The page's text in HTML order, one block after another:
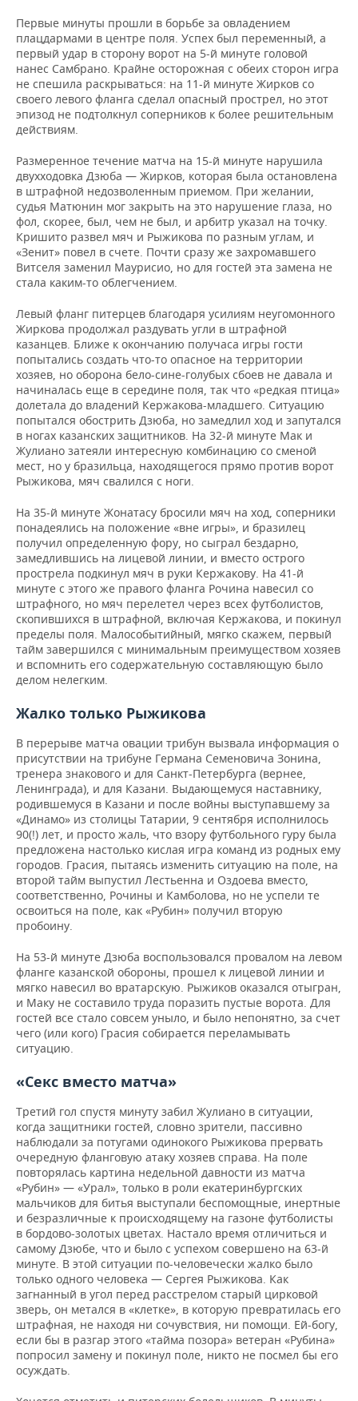
Первые минуты прошли в борьбе за овладением
плацдармами в центре поля. Успех был переменный, а
первый удар в сторону ворот на 5-й минуте головой
нанес Самбрано. Крайне осторожная с обеих сторон игра
не спешила раскрываться: на 11-й минуте Жирков со
своего левого фланга сделал опасный прострел, но этот
эпизод не подтолкнул соперников к более решительным
действиям.
Размеренное течение матча на 15-й минуте нарушила
двухходовка Дзюба — Жирков, которая была остановлена
в штрафной недозволенным приемом. При желании,
судья Матюнин мог закрыть на это нарушение глаза, но
фол, скорее, был, чем не был, и арбитр указал на точку.
Кришито развел мяч и Рыжикова по разным углам, и
«Зенит» повел в счете. Почти сразу же захромавшего
Витселя заменил Маурисио, но для гостей эта замена не
стала каким-то облегчением.
Левый фланг питерцев благодаря усилиям неугомонного
Жиркова продолжал раздувать угли в штрафной
казанцев. Ближе к окончанию получаса игры гости
попытались создать что-то опасное на территории
хозяев, но оборона бело-сине-голубых сбоев не давала и
начиналась еще в середине поля, так что «редкая птица»
долетала до владений Кержакова-младшего. Ситуацию
попытался обострить Дзюба, но замедлил ход и запутался
в ногах казанских защитников. На 32-й минуте Мак и
Жулиано затеяли интересную комбинацию со сменой
мест, но у бразильца, находящегося прямо против ворот
Рыжикова, мяч свалился с ноги.
На 35-й минуте Жонатасу бросили мяч на ход, соперники
понадеялись на положение «вне игры», и бразилец
получил определенную фору, но сыграл бездарно,
замедлившись на лицевой линии, и вместо острого
прострела подкинул мяч в руки Кержакову. На 41-й
минуте с этого же правого фланга Рочина навесил со
штрафного, но мяч перелетел через всех футболистов,
скопившихся в штрафной, включая Кержакова, и покинул
пределы поля. Малособытийный, мягко скажем, первый
тайм завершился с минимальным преимуществом хозяев
и вспомнить его содержательную составляющую было
делом нелегким.
Жалко только Рыжикова
В перерыве матча овации трибун вызвала информация о
присутствии на трибуне Германа Семеновича Зонина,
тренера знакового и для Санкт-Петербурга (вернее,
Ленинграда), и для Казани. Выдающемуся наставнику,
родившемуся в Казани и после войны выступавшему за
«Динамо» из столицы Татарии, 9 сентября исполнилось
90(!) лет, и просто жаль, что взору футбольного гуру была
предложена настолько кислая игра команд из родных ему
городов. Грасия, пытаясь изменить ситуацию на поле, на
второй тайм выпустил Лестьенна и Оздоева вместо,
соответственно, Рочины и Камболова, но не успели те
освоиться на поле, как «Рубин» получил вторую
пробоину.
На 53-й минуте Дзюба воспользовался провалом на левом
фланге казанской обороны, прошел к лицевой линии и
мягко навесил во вратарскую. Рыжиков оказался отыгран,
и Маку не составило труда поразить пустые ворота. Для
гостей все стало совсем уныло, и было непонятно, за счет
чего (или кого) Грасия собирается переламывать
ситуацию.
«Секс вместо матча»
Третий гол спустя минуту забил Жулиано в ситуации,
когда защитники гостей, словно зрители, пассивно
наблюдали за потугами одинокого Рыжикова прервать
очередную фланговую атаку хозяев справа. На поле
повторялась картина недельной давности из матча
«Рубин» — «Урал», только в роли екатеринбургских
мальчиков для битья выступали беспомощные, инертные
и безразличные к происходящему на газоне футболисты
в бордово-золотых цветах. Настало время отличиться и
самому Дзюбе, что и было с успехом совершено на 63-й
минуте. В этой ситуации по-человечески жалко было
только одного человека — Сергея Рыжикова. Как
загнанный в угол перед расстрелом старый цирковой
зверь, он метался в «клетке», в которую превратилась его
штрафная, не находя ни сочувствия, ни помощи. Ей-богу,
если бы в разгар этого «тайма позора» ветеран «Рубина»
попросил замену и покинул поле, никто не посмел бы его
осуждать.